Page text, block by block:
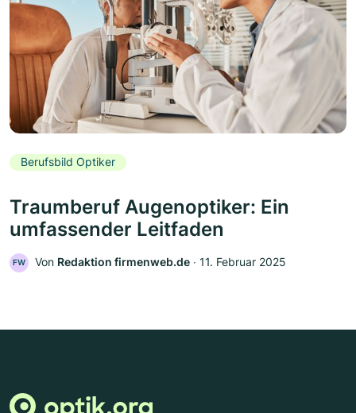
Berufsbild Optiker
Traumberuf Augenoptiker: Ein
umfassender Leitfaden
FW Von Redaktion firmenweb.de ‧ 11. Februar 2025